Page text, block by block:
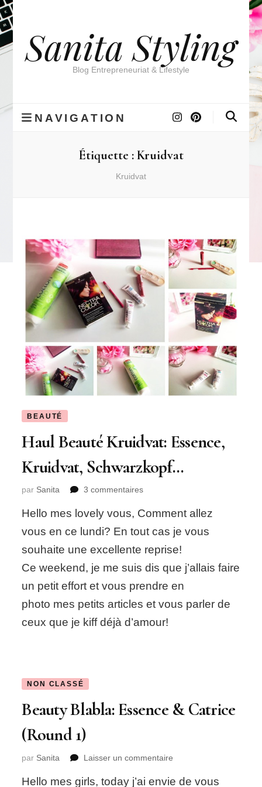
Sanita Styling
Blog Entrepreneuriat & Lifestyle
NAVIGATION
Étiquette :Kruidvat
Kruidvat
BEAUTÉ
Haul Beauté Kruidvat: Essence,
Kruidvat, Schwarzkopf…
par Sanita 3 commentairessur
Beauté
Kruidvat:
Essence,
Kruidvat,
Schwarzkopf…
Hello mes lovely vous, Comment allez
vous en ce lundi? En tout cas je vous
souhaite une excellente reprise!
Ce weekend, je me suis dis que j’allais faire
un petit effort et vous prendre en
photo mes petits articles et vous parler de
ceux que je kiff déjà d’amour!
NON CLASSÉ
Beauty Blabla: Essence & Catrice
(Round 1)
par Sanita Laisser un commentaire
Blabla:
Hello mes girls, today j’ai envie de vous